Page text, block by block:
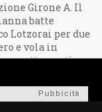
Girone A. Il
batte
Lotzorai per due
e vola in
a sette punti.
Pubbicità